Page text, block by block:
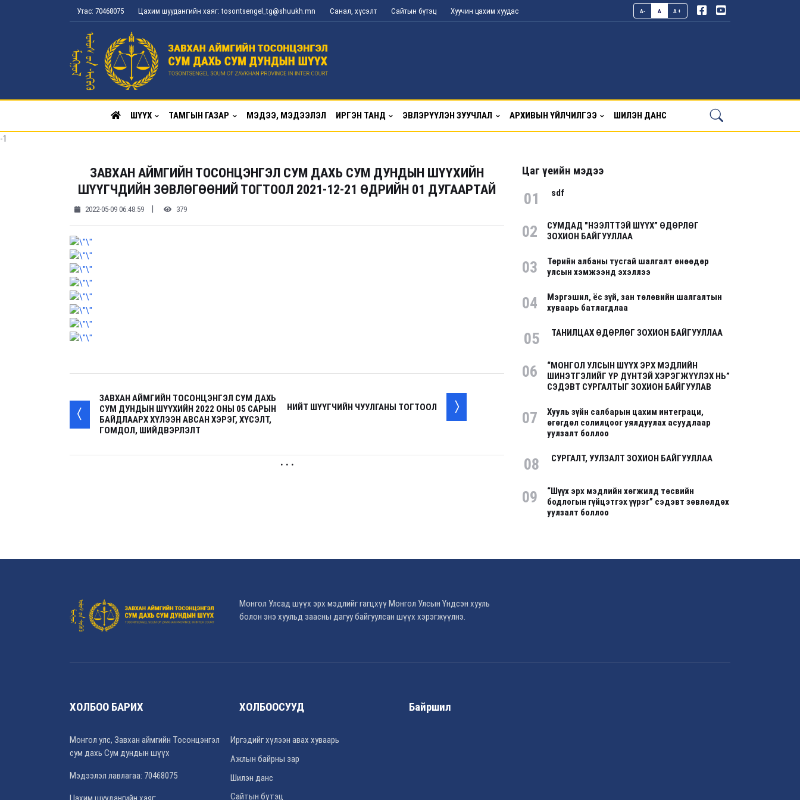
Утас: 70468075 Цахим шуудангийн хаяг: tosontsengel_tg@shuukh.mn Санал, хүсэлт Сайтын бүтэц Хуучин цахим хуудас A- A A+
ШҮҮХ ТАМГЫН ГАЗАР МЭДЭЭ, МЭДЭЭЛЭЛ ИРГЭН ТАНД ЭВЛЭРҮҮЛЭН ЗУУЧЛАЛ АРХИВЫН ҮЙЛЧИЛГЭЭ ШИЛЭН ДАНС
-1
ЗАВХАН АЙМГИЙН ТОСОНЦЭНГЭЛ СУМ ДАХЬ СУМ ДУНДЫН ШҮҮХИЙН
ШҮҮГЧДИЙН ЗӨВЛӨГӨӨНИЙ ТОГТООЛ 2021-12-21 ӨДРИЙН 01 ДУГААРТАЙ
2022-05-09 06:48:59 | 379
ЗАВХАН АЙМГИЙН ТОСОНЦЭНГЭЛ СУМ ДАХЬ
СУМ ДУНДЫН ШҮҮХИЙН 2022 ОНЫ 05 САРЫН
БАЙДЛААРХ ХҮЛЭЭН АВСАН ХЭРЭГ, ХҮСЭЛТ,
ГОМДОЛ, ШИЙДВЭРЛЭЛТ
НИЙТ ШҮҮГЧИЙН ЧУУЛГАНЫ ТОГТООЛ
. . .
Цаг үеийн мэдээ
01 sdf
02
СУМДАД "НЭЭЛТТЭЙ ШҮҮХ” ӨДӨРЛӨГ
ЗОХИОН БАЙГУУЛЛАА
03
Төрийн албаны тусгай шалгалт өнөөдөр
улсын хэмжээнд эхэллээ
04
Мэргэшил, ёс зүй, зан төлөвийн шалгалтын
хуваарь батлагдлаа
05 ТАНИЛЦАХ ӨДӨРЛӨГ ЗОХИОН БАЙГУУЛЛАА
06
“МОНГОЛ УЛСЫН ШҮҮХ ЭРХ МЭДЛИЙН
ШИНЭТГЭЛИЙГ ҮР ДҮНТЭЙ ХЭРЭГЖҮҮЛЭХ НЬ”
СЭДЭВТ СУРГАЛТЫГ ЗОХИОН БАЙГУУЛАВ
07
Хууль зүйн салбарын цахим интеграци,
өгөгдөл солилцоог уялдуулах асуудлаар
уулзалт боллоо
08 СУРГАЛТ, УУЛЗАЛТ ЗОХИОН БАЙГУУЛЛАА
09
“Шүүх эрх мэдлийн хөгжилд төсвийн
бодлогын гүйцэтгэх үүрэг” сэдэвт зөвлөлдөх
уулзалт боллоо
Монгол Улсад шүүх эрх мэдлийг гагцхүү Монгол Улсын Үндсэн хууль
болон энэ хуульд заасны дагуу байгуулсан шүүх хэрэгжүүлнэ.
ХОЛБОО БАРИХ
Монгол улс, Завхан аймгийн Тосонцэнгэл
сум дахь Сум дундын шүүх
Мэдээлэл лавлагаа: 70468075
ХОЛБООСУУД
Иргэдийг хүлээн авах хуваарь
Ажлын байрны зар
Шилэн данс
Сайтын бүтэц
Байршил